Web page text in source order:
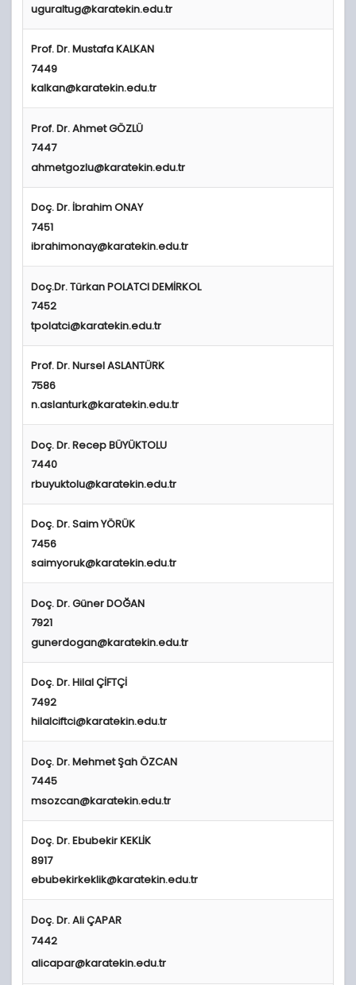
uguraltug@karatekin.edu.tr
Prof. Dr. Mustafa KALKAN
7449
kalkan@karatekin.edu.tr
Prof. Dr. Ahmet GÖZLÜ
7447
ahmetgozlu@karatekin.edu.tr
Doç. Dr. İbrahim ONAY
7451
ibrahimonay@karatekin.edu.tr
Doç.Dr. Türkan POLATCI DEMİRKOL
7452
tpolatci@karatekin.edu.tr
Prof. Dr. Nursel ASLANTÜRK
7586
n.aslanturk@karatekin.edu.tr
Doç. Dr. Recep BÜYÜKTOLU
7440
rbuyuktolu@karatekin.edu.tr
Doç. Dr. Saim YÖRÜK
7456
saimyoruk@karatekin.edu.tr
Doç. Dr. Güner DOĞAN
7921
gunerdogan@karatekin.edu.tr
Doç. Dr. Hilal ÇİFTÇİ
7492
hilalciftci@karatekin.edu.tr
Doç. Dr. Mehmet Şah ÖZCAN
7445
msozcan@karatekin.edu.tr
Doç. Dr.Ebubekir KEKLİK
8917
ebubekirkeklik@karatekin.edu.tr
Doç. Dr. Ali ÇAPAR
7442
alicapar@karatekin.edu.tr